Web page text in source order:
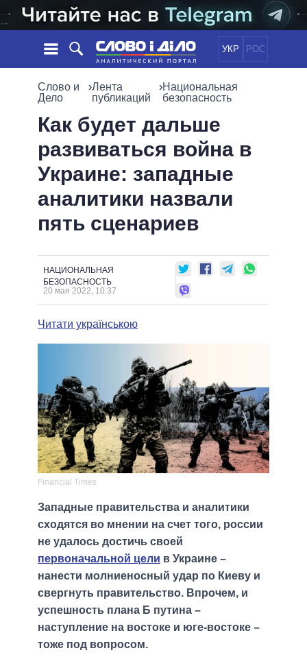
УКР РОС
НОВОСТИ
ЛЕНТА
СОБЫТИЯ
СТАТЬИ
МНЕНИЯ
ОБЗОРЫ
ДАЙДЖЕСТЫ
ОБЩЕСТВО
МИР
ПОЛИТИКИ
ВСЕ ПОЛИТИКИ
ПРЕЗИДЕНТ И ОФИС
ВЕРХОВНАЯ РАДА
КАБИНЕТ МИНИСТРОВ
ГЛАВЫ ОБЛАДМИНИСТРАЦИЙ
МЭРЫ
ВСЕ ПЕРСОНЫ
ИНФОГРАФИКА
ВИДЕО
ПОДДЕРЖАТЬ
СРАВНЕНИЕ ПОЛИТИКОВ
Слово и
Дело
›Лента
публикаций
›Национальная
безопасность
Как будет дальше
развиваться война в
Украине: западные
аналитики назвали
пять сценариев
НАЦИОНАЛЬНАЯ
БЕЗОПАСНОСТЬ
20 мая 2022, 10:37
Читати українською
Financial Times
Западные правительства и аналитики
сходятся во мнении на счет того, россии
не удалось достичь своей
первоначальной цели в Украине –
нанести молниеносный удар по Киеву и
свергнуть правительство. Впрочем, и
успешность плана Б путина –
наступление на востоке и юге-востоке –
тоже под вопросом.